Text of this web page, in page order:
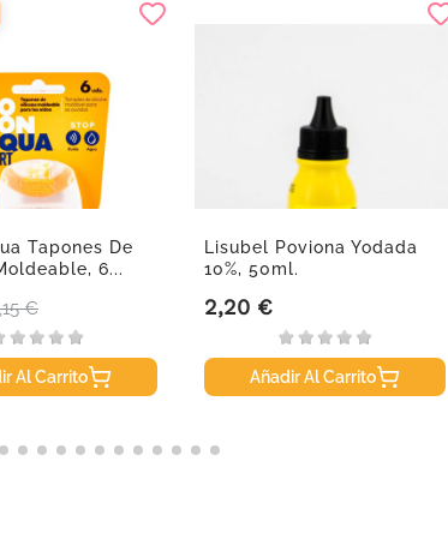
Tapones De
6...
base
€
Al Carrito
Lisubel Poviona Yodada
10%, 50ml.
Precio
2,20 €
Añadir Al Carrito